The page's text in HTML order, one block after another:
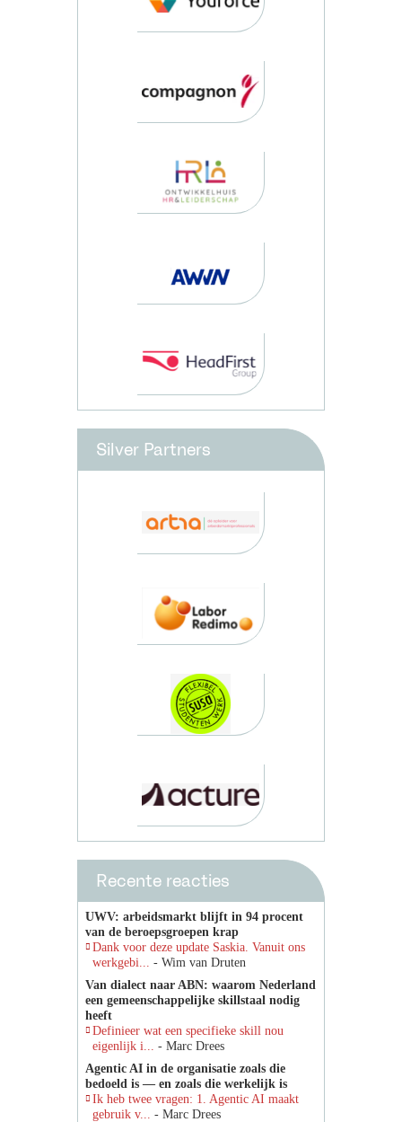
Silver Partners
Recente reacties
UWV: arbeidsmarkt blijft in 94 procent
van de beroepsgroepen krap
Dank voor deze update Saskia. Vanuit ons
werkgebi... - Wim van Druten
Van dialect naar ABN: waarom Nederland
een gemeenschappelijke skillstaal nodig
heeft
Definieer wat een specifieke skill nou
eigenlijk i... - Marc Drees
Agentic AI in de organisatie zoals die
bedoeld is — en zoals die werkelijk is
Ik heb twee vragen: 1. Agentic AI maakt
gebruik v... - Marc Drees